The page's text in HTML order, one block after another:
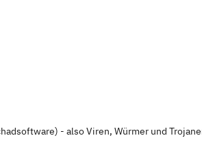
- also Viren, Würmer und